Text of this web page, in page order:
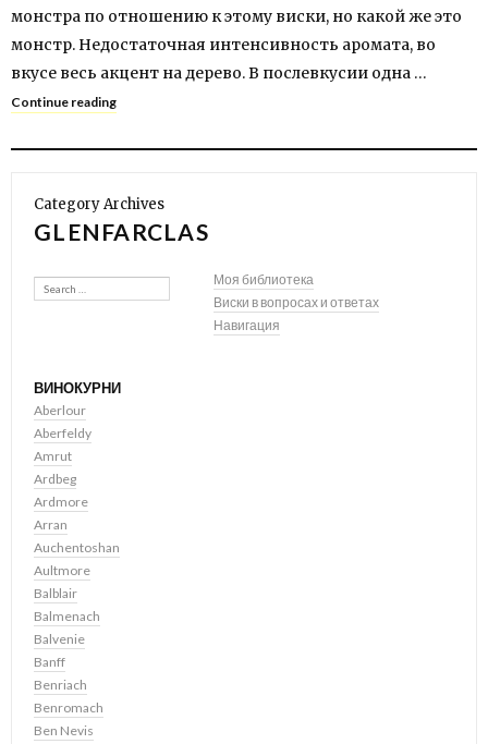
монстра по отношению к этому виски, но какой же это
монстр. Недостаточная интенсивность аромата, во
вкусе весь акцент на дерево. В послевкусии одна …
Continue reading
Category Archives
GLENFARCLAS
Search
Моя библиотека
Виски в вопросах и ответах
Навигация
ВИНОКУРНИ
Aberlour
Aberfeldy
Amrut
Ardbeg
Ardmore
Arran
Auchentoshan
Aultmore
Balblair
Balmenach
Balvenie
Banff
Benriach
Benromach
Ben Nevis